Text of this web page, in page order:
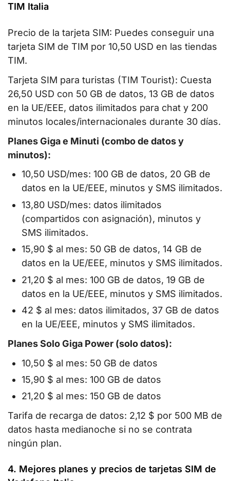
TIM Italia
Precio de la tarjeta SIM: Puedes conseguir una
tarjeta SIM de TIM por 10,50 USD en las tiendas
TIM.
Tarjeta SIM para turistas (TIM Tourist): Cuesta
26,50 USD con 50 GB de datos, 13 GB de datos
en la UE/EEE, datos ilimitados para chat y 200
minutos locales/internacionales durante 30 días.
Planes Giga e Minuti (combo de datos y
minutos):
10,50 USD/mes: 100 GB de datos, 20 GB de
datos en la UE/EEE, minutos y SMS ilimitados.
13,80 USD/mes: datos ilimitados
(compartidos con asignación), minutos y
SMS ilimitados.
15,90 $ al mes: 50 GB de datos, 14 GB de
datos en la UE/EEE, minutos y SMS ilimitados.
21,20 $ al mes: 100 GB de datos, 19 GB de
datos en la UE/EEE, minutos y SMS ilimitados.
42 $ al mes: datos ilimitados, 37 GB de datos
en la UE/EEE, minutos y SMS ilimitados.
Planes Solo Giga Power (solo datos):
10,50 $ al mes: 50 GB de datos
15,90 $ al mes: 100 GB de datos
21,20 $ al mes: 150 GB de datos
Tarifa de recarga de datos: 2,12 $ por 500 MB de
datos hasta medianoche si no se contrata
ningún plan.
4. Mejores planes y precios de tarjetas SIM de